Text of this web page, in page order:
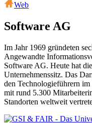
Web
Software AG
Im Jahr 1969 gründeten
Angewandte
Software AG. Heute hat
Unternehmenssitz. Das
den Technologieführern
mit rund 5.300
Standorten weltweit